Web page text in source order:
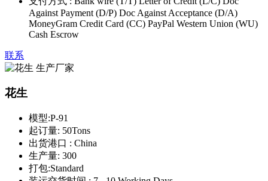
Against Payment (D/P) Doc Against Acceptance (D/A)
MoneyGram Credit Card (CC) PayPal Western Union (WU)
Cash Escrow
联系
花生
模型:P-91
起订量: 50Tons
出货港口 : China
生产量: 300
打包:Standard